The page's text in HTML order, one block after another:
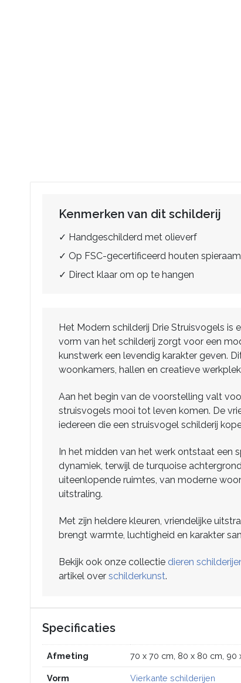
Kenmerken van dit schilderij
✓ Handgeschilderd met olieverf
✓ Op FSC-gecertificeerd houten
✓ Direct klaar om op te hangen
Het Modern schilderij Drie Struisvogels
vorm van het schilderij zorgt voor een
kunstwerk een levendig karakter geven.
woonkamers, hallen en creatieve
Aan het begin van de voorstelling valt
struisvogels mooi tot leven komen. De
iedereen die een struisvogel schilderij
In het midden van het werk ontstaat een
dynamiek, terwijl de turquoise
uiteenlopende ruimtes, van moderne
uitstraling.
Met zijn heldere kleuren, vriendelijke
brengt warmte, luchtigheid en karakter
Bekijk ook onze collectie dieren
artikel over schilderkunst.
Specificaties
Afmeting 70 x 70 cm, 80 x 80 cm, 90
Vorm Vierkante schilderijen